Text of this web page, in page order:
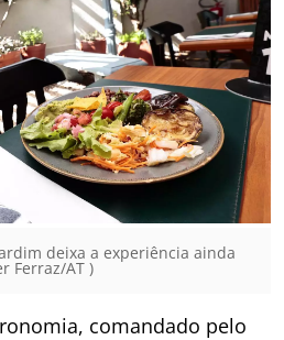
deixa a experiência ainda
Ferraz/AT )
comandado pelo